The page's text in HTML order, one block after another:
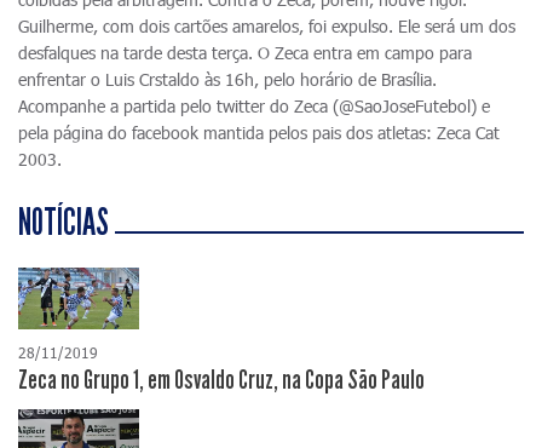
Guilherme, com dois cartões amarelos, foi expulso. Ele será um dos
desfalques na tarde desta terça. O Zeca entra em campo para
enfrentar o Luis Crstaldo às 16h, pelo horário de Brasília.
Acompanhe a partida pelo twitter do Zeca (@SaoJoseFutebol) e
pela página do facebook mantida pelos pais dos atletas: Zeca Cat
2003.
NOTÍCIAS
28/11/2019
Zeca no Grupo 1, em Osvaldo Cruz, na Copa São Paulo